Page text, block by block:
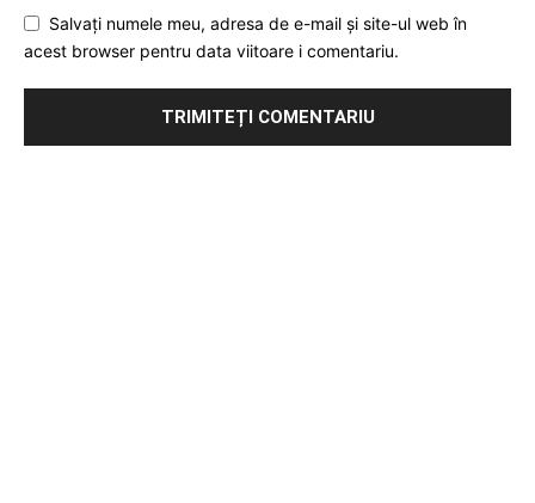
Salvați numele meu, adresa de e-mail și site-ul web în
acest browser pentru data viitoare i comentariu.